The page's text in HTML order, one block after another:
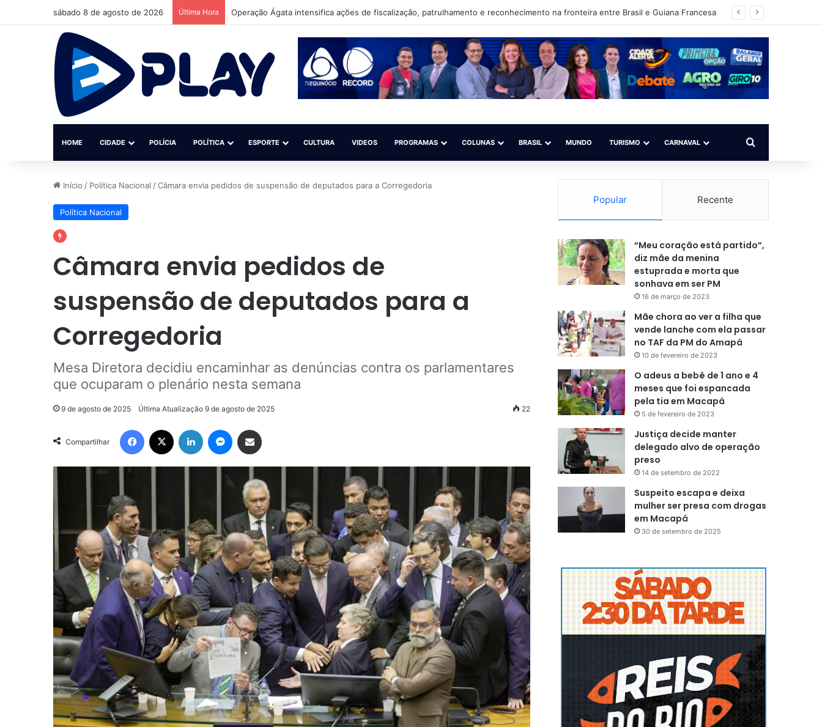
sábado 8 de agosto de 2026 Última Hora Operação Ágata intensifica ações de fiscalização, patrulhamento e reconhecimento na fronteira entre Brasil e Guiana Francesa
HOME CIDADE POLÍCIA POLÍTICA ESPORTE CULTURA VIDEOS PROGRAMAS COLUNAS BRASIL MUNDO TURISMO CARNAVAL Procurar por
Início / Política Nacional /Câmara envia pedidos de suspensão de deputados para a Corregedoria
Política Nacional
Câmara envia pedidos de
suspensão de deputados para a
Corregedoria
Mesa Diretora decidiu encaminhar as denúncias contra os parlamentares
que ocuparam o plenário nesta semana
9 de agosto de 2025 Última Atualização 9 de agosto de 2025 22
Compartilhar
Facebook Linkedin Messenger
Popular Recente
“Meu coração está partido”,
diz mãe da menina
estuprada e morta que
sonhava em ser PM
16 de março de 2023
Mãe chora ao ver a filha que
vende lanche com ela passar
no TAF da PM do Amapá
10 de fevereiro de 2023
O adeus a bebê de 1 ano e 4
meses que foi espancada
pela tia em Macapá
5 de fevereiro de 2023
Justiça decide manter
delegado alvo de operação
preso
14 de setembro de 2022
Suspeito escapa e deixa
mulher ser presa com drogas
em Macapá
30 de setembro de 2025